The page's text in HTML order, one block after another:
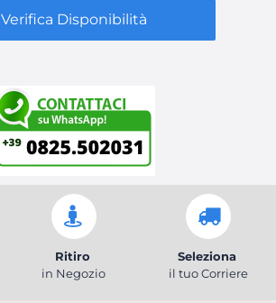
Verifica Disponibilità
Ritiro
in Negozio
Seleziona
il tuo Corriere